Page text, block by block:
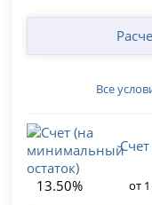
Все
13.50% от